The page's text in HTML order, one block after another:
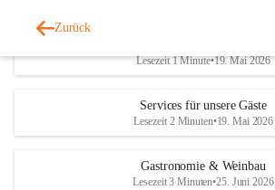
Zurück
Lesezeit 1 Minute•19. Mai 2026
Services für unsere Gäste
Lesezeit 2 Minuten•19. Mai 2026
Gastronomie & Weinbau
Lesezeit 3 Minuten•25. Juni 2026